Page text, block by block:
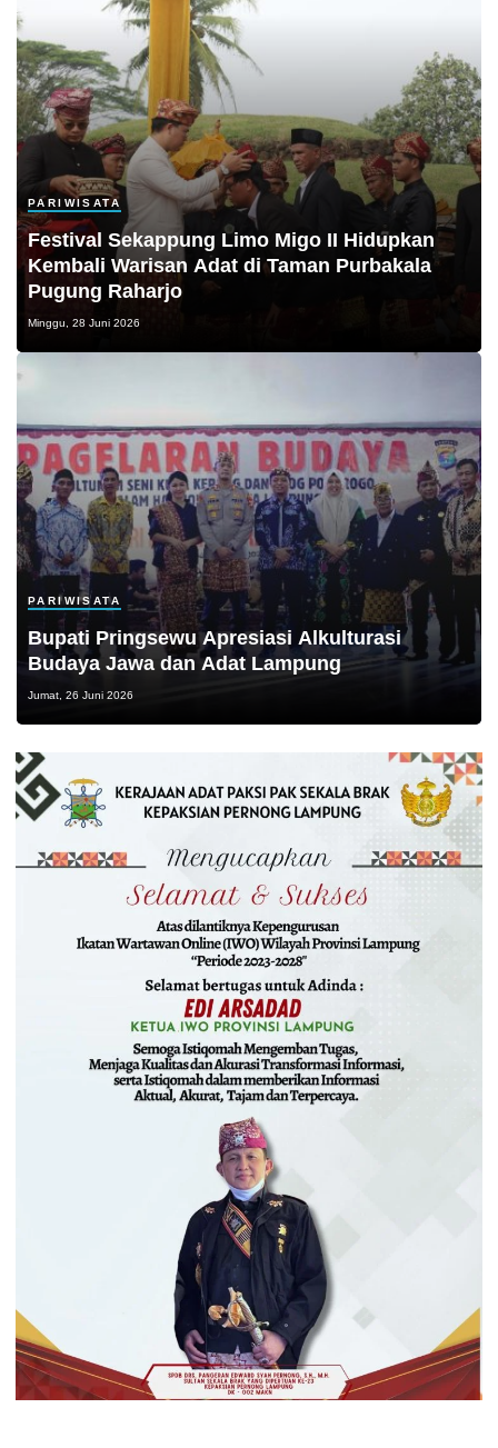
PARIWISATA
Festival Sekappung Limo Migo II Hidupkan
Kembali Warisan Adat di Taman Purbakala
Pugung Raharjo
Minggu, 28 Juni 2026
PARIWISATA
Bupati Pringsewu Apresiasi Alkulturasi
Budaya Jawa dan Adat Lampung
Jumat, 26 Juni 2026